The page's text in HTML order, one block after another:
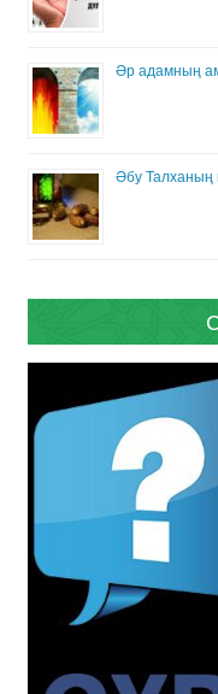
Әр адамның
Әбу Талханың